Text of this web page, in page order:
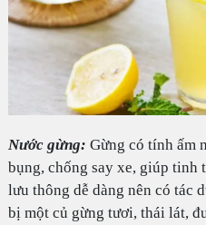
Nước gừng: Gừng có tính ấm
bụng, chống say xe, giúp tinh
lưu thông dễ dàng nên có tác
bị một củ gừng tươi, thái lát,